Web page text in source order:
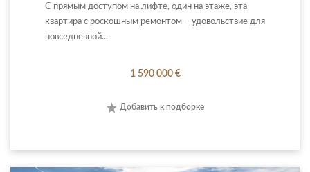
С прямым доступом на лифте, один на этаже, эта
квартира с роскошным ремонтом – удовольствие для
повседневной...
1 590 000 €
Добавить к подборке